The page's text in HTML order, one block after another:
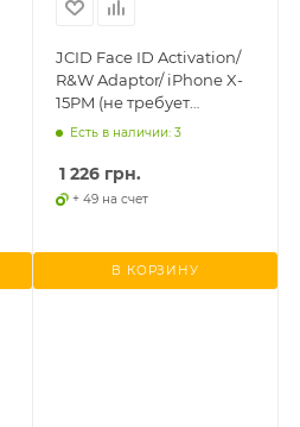
JCID Face ID Activation/
R&W Adaptor/ iPhone X-
15PM (не требует
внешнего питания)
Есть в наличии: 3
1 226 грн.
+ 49 на счет
В КОРЗИНУ